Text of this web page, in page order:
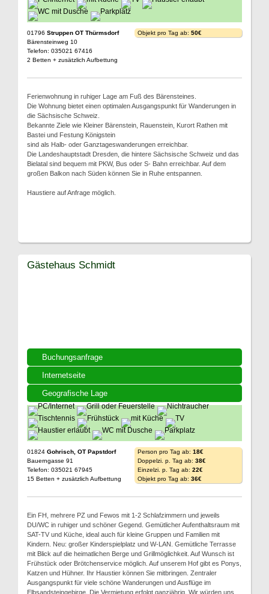
01796 Struppen OT Thürmsdorf
Bärensteinweg 10
Telefon: 035021 67416
2 Betten + zusätzlich Aufbettung
Objekt pro Tag ab: 50€
Ferienwohnung in ruhiger Lage am Fuß des Bärensteines.
Die Wohnung bietet einen optimalen Ausgangspunkt für Wanderungen in
die Sächsische Schweiz.
Bekannte Ziele wie Kleiner Bärenstein, Rauenstein, Kurort Rathen mit
Bastei und Festung Königstein
sind als Halb- oder Ganztageswanderungen erreichbar.
Die Landeshauptstadt Dresden, die hintere Sächsische Schweiz und das
Bielatal sind bequem mit PKW, Bus oder S- Bahn erreichbar. Auf dem
großen Balkon nach Süden können Sie in Ruhe entspannen.
Haustiere auf Anfrage möglich.
Buchungsanfrage
Internetseite
Geografische Lage
Gästehaus Schmidt
01824 Gohrisch, OT Papstdorf
Bauerngasse 91
Telefon: 035021 67945
15 Betten + zusätzlich Aufbettung
Person pro Tag ab: 18€
Doppelzi. p. Tag ab: 38€
Einzelzi. p. Tag ab: 22€
Objekt pro Tag ab: 36€
Ein FH, mehrere PZ und Fewos mit 1-2 Schlafzimmern und jeweils
DU/WC in ruhiger und schöner Gegend. Gemütlicher Aufenthaltsraum mit
SAT-TV und Küche, ideal auch für kleine Gruppen und Familien mit
Kindern. Neu: großer Kinderspielplatz und W-LAN. Gemütliche Terrasse
mit Blick auf die heimatlichen Berge und Grillmöglichkeit. Auf Wunsch ist
Frühstück oder Brötchenservice möglich. Auf unserem Hof gibt es Ponys,
Katzen und Hühner. Ihr Haustier können Sie mitbringen. Zentraler
Ausgangspunkt für viele schöne Wanderungen und Ausflüge im
Elbsandsteingebirge. Die Vermietung erfolgt ganzjährig. Wir würden uns